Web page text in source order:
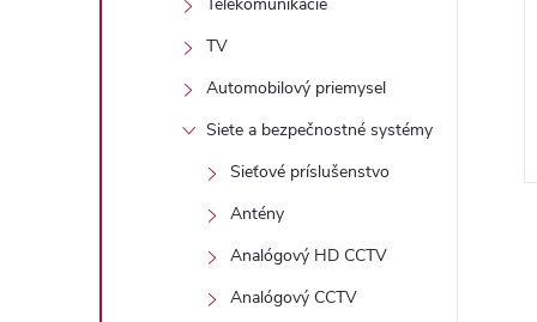
Telekomunikácie
TV
Automobilový priemysel
Siete a bezpečnostné systémy
Sieťové príslušenstvo
Antény
Analógový HD CCTV
Analógový CCTV